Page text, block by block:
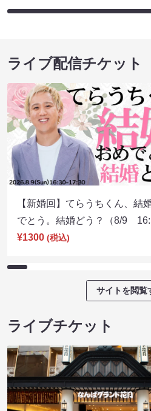
ライブ配信チケット
【新婚回】てらうちくん、結
でとう。結婚どう？（8/9
¥1300 (税込)
サイトを閲覧
ライブチケット